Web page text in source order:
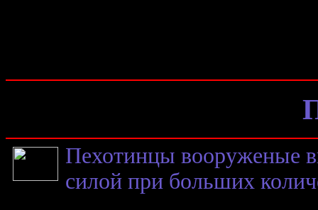
Пехотинцы вооруженые
силой при больших